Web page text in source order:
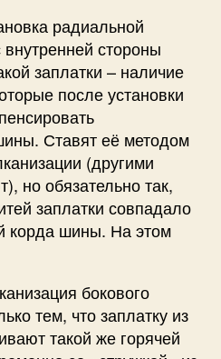
радиальной
стороны
заплатки – наличие
после установки
Ставят её методом
(другими
но обязательно так,
заплатки совпадало
корда шины. На этом
бокового
тем, что заплатку из
такой же горячей